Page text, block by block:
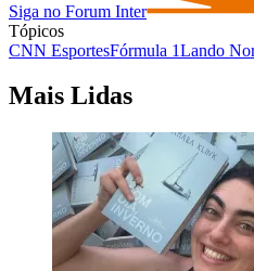
Siga no Forum Inter
Tópicos
CNN EsportesFórmula 1Lando
Mais Lidas